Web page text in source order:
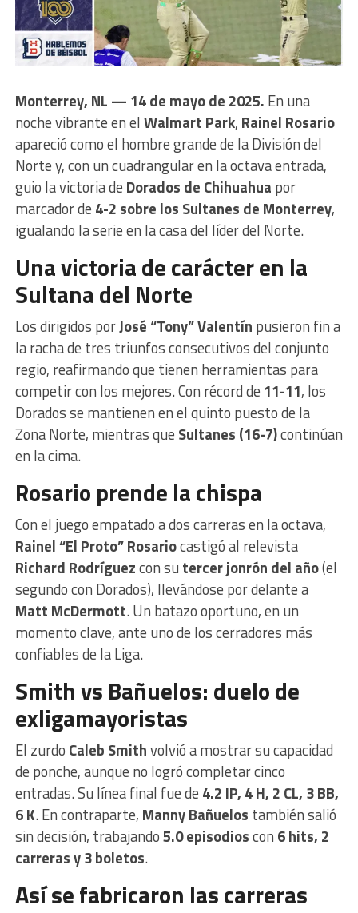
Monterrey, NL — 14 de mayo de 2025. En una
noche vibrante en elWalmart Park, Rainel Rosario
apareció como el hombre grande de la División del
Norte y, con un cuadrangular en la octava entrada,
guio la victoria de Dorados de Chihuahua por
marcador de 4-2 sobre los Sultanes de Monterrey,
igualando la serie en la casa del líder del Norte.
Una victoria de carácter en la
Sultana del Norte
Los dirigidos porJosé “Tony” Valentín pusieron fin a
la racha de tres triunfos consecutivos del conjunto
regio, reafirmando que tienen herramientas para
competir con los mejores. Con récord de 11-11, los
Dorados se mantienen en el quinto puesto de la
Zona Norte, mientras que Sultanes (16-7)continúan
en la cima.
Rosario prende la chispa
Con el juego empatado a dos carreras en la octava,
Rainel “El Proto” Rosariocastigó al relevista
Richard Rodríguezcon su tercer jonrón del año(el
segundo con Dorados), llevándose por delante a
Matt McDermott. Un batazo oportuno, en un
momento clave, ante uno de los cerradores más
confiables de la Liga.
Smith vs Bañuelos: duelo de
exligamayoristas
El zurdo Caleb Smithvolvió a mostrar su capacidad
de ponche, aunque no logró completar cinco
entradas. Su línea final fue de 4.2 IP, 4 H, 2 CL, 3 BB,
6 K. En contraparte, Manny Bañuelos también salió
sin decisión, trabajando5.0 episodioscon 6 hits, 2
carreras y 3 boletos.
Así se fabricaron las carreras